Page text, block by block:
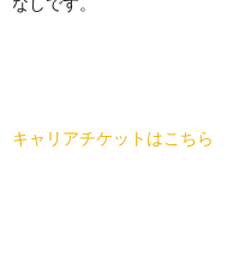
キャリアチケットはこちら